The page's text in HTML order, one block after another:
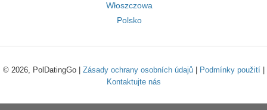
Włoszczowa
Polsko
© 2026, PolDatingGo | Zásady ochrany osobních údajů| Podmínky použití|
Kontaktujte nás